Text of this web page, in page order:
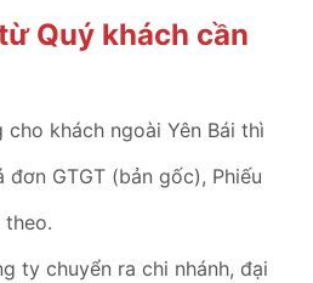
Quý khách cần
cho khách ngoài Yên Bái thì
đơn GTGT (bản gốc), Phiếu
ty chuyển ra chi nhánh, đại